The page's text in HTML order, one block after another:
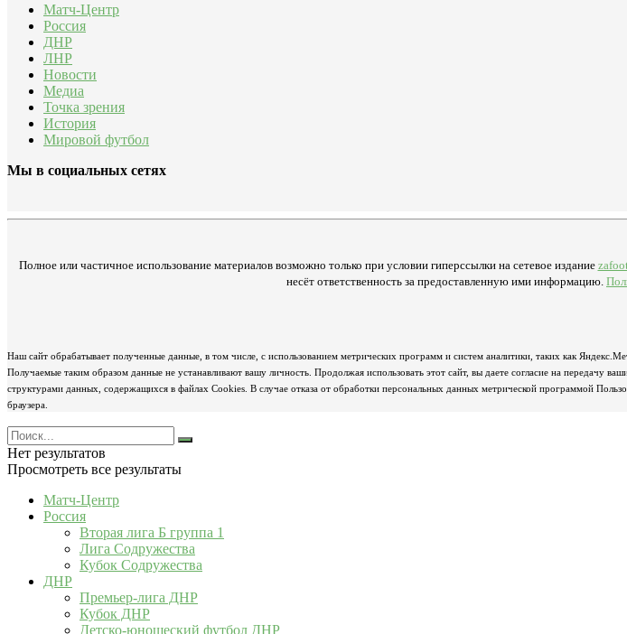
Матч-Центр
Россия
ДНР
ЛНР
Новости
Медиа
Точка зрения
История
Мировой футбол
Мы в социальных сетях
Полное или частичное использование материалов возможно только при условии гиперссылки на сетевое издание
несёт ответственность за предоставленную ими информацию.
Наш сайт обрабатывает полученные данные, в том числе, с использованием метрических программ и систем аналитики, таких как
Получаемые таким образом данные не устанавливают вашу личность. Продолжая использовать этот сайт, вы даете согласие на
структурами данных, содержащихся в файлах Cookies. В случае отказа от обработки персональных данных метрической программой
браузера.
Нет результатов
Просмотреть все результаты
Матч-Центр
Россия
Вторая лига Б группа 1
Лига Содружества
Кубок Содружества
ДНР
Премьер-лига ДНР
Кубок ДНР
Детско-юношеский футбол ДНР